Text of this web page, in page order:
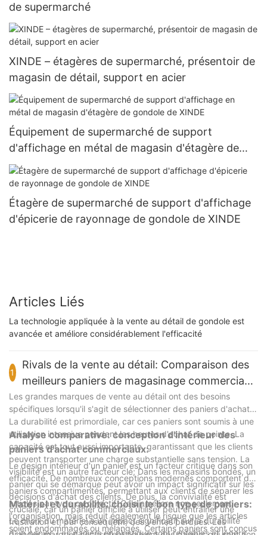
de supermarché
XINDE – étagères de supermarché, présentoir de
magasin de détail, support en acier
Équipement de supermarché de support
d'affichage en métal de magasin d'étagère de
gondole de XINDE
Étagère de supermarché de support d'affichage
d'épicerie de rayonnage de gondole de XINDE
Articles Liés
La technologie appliquée à la vente au détail de gondole est
avancée et améliore considérablement l'efficacité
1
Rivals de la vente au détail: Comparaison des
meilleurs paniers de magasinage commerciaux
pour les grandes marques
Les grandes marques de vente au détail ont des besoins
spécifiques lorsqu'il s'agit de sélectionner des paniers d'achat.
La durabilité est primordiale, car ces paniers sont soumis à une
utilisation intensive pendant les heures d'achat de pointe. La
capacité est tout aussi importante, garantissant que les clients
peuvent transporter une charge substantielle sans tension. La
visibilité est un autre facteur clé; Dans les magasins bondés, un
panier qui se démarque peut avoir un impact significatif sur les
décisions d'achat des clients. De plus, la convivialité est
cruciale, car un panier difficile à utiliser peut entraîner une
frustration et, par conséquent, des ventes perdues. Les
Analyse comparative: conception d'intérieur des
paniers d'achat commerciaux:
Le design intérieur d'un panier est un facteur critique dans son
efficacité. De nombreux conceptions modernes comportent des
paniers compartimentés, permettant aux clients de séparer les
articles par type ou objectif. Cela améliore non seulement
l'organisation, mais réduit également le risque que les articles
soient endommagés ou mélangés. Certains paniers sont conçus
Matériel et durabilité: choisir le bon type de paniers:
Le choix du matériel a un impact significatif sur la durabilité
d'un panier. Les paniers en plastique sont rentables et légers